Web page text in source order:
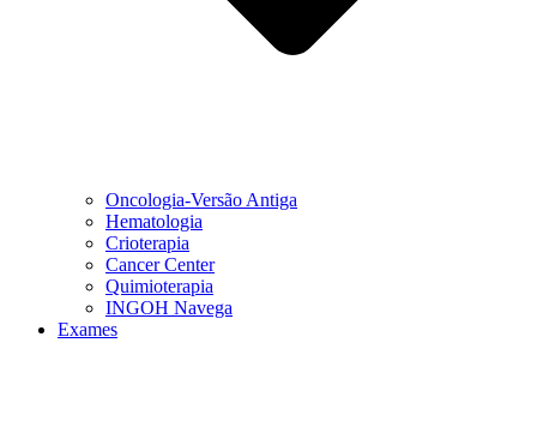
Oncologia-Versão Antiga
Hematologia
Crioterapia
Cancer Center
Quimioterapia
INGOH Navega
Exames